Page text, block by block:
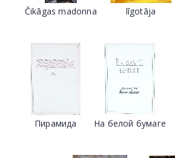
Čikāgas madonna līgotāja
Пирамида На белой бумаге